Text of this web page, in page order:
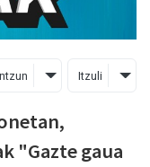
Itzuli
"Gazte gaua